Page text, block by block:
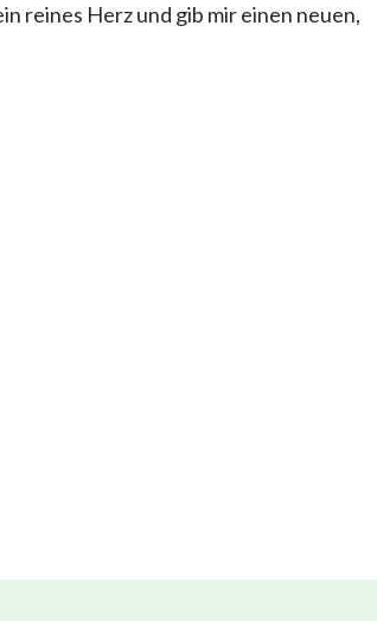
reines Herz und gib mir einen neuen,